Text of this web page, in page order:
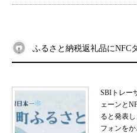
ふるさと納税返礼品に
SBIトレー
ェーンと
ると発表
フォンを